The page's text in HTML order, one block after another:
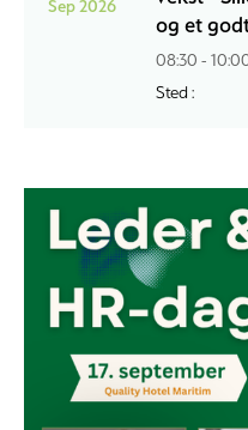
Sep 2026
og et
08:30 -
Sted :